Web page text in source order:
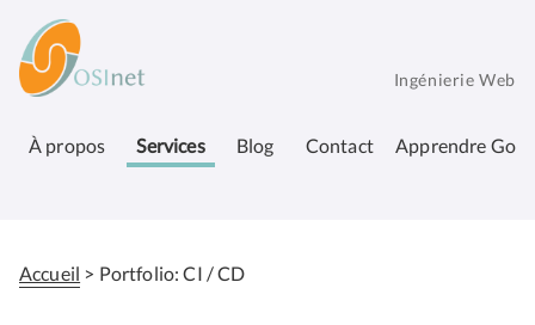
contenu
principal
Ingénierie Web
À propos Services Blog Contact Apprendre Go
Fil
Accueil Portfolio: CI / CD